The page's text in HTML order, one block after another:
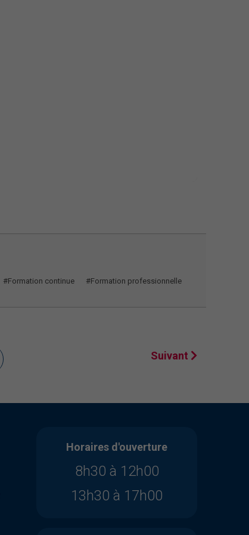
#Formation continue
#Formation professionnelle
Suivant
Horaires d'ouverture
8h30 à 12h00
13h30 à 17h00